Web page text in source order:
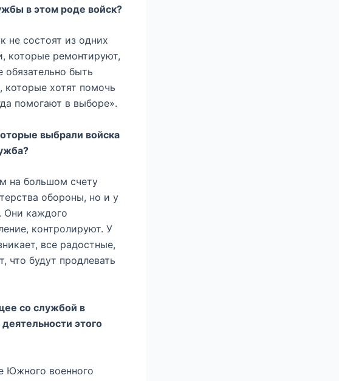
в этом роде войск?
не состоят из одних
которые ремонтируют,
быть
которые хотят помочь
помогают в выборе».
выбрали войска
на большом счету
обороны, но и у
Они каждого
контролируют. У
все радостные,
что будут продлевать
со службой в
этого
Южного военного